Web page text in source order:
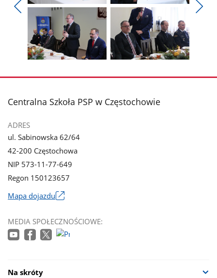
Pokaż
poprzednie
zdjęcia
Pokaż
zdjęcie
z
galerii.
Pokaż
zdjęcie
z
galerii.
zdjęcie
galerii.
zdjęcie
galerii.
stopka
Centralna Szkoła PSP w Częstochowie
ADRES
ul. Sabinowska 62/64
42-200 Częstochowa
NIP 573-11-77-649
Regon 150123657
Mapa dojazdu
się
w
MEDIA SPOŁECZNOŚCIOWE:
Na skróty